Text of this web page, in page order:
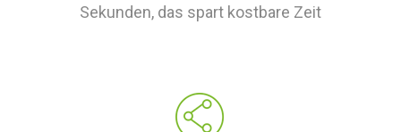
Sekunden, das spart kostbare Zeit